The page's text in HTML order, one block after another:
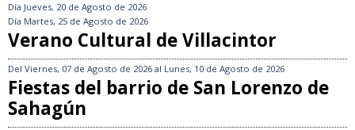
Día Jueves, 20 de Agosto de 2026
Día Martes, 25 de Agosto de 2026
Verano Cultural de Villacintor
Del Viernes, 07 de Agosto de 2026 al Lunes, 10 de Agosto de 2026
Fiestas del barrio de San Lorenzo de
Sahagún